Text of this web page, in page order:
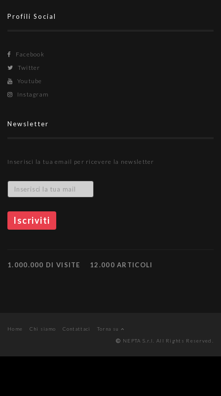
Profili Social
Facebook
Twitter
Youtube
Instagram
Newsletter
Inserisci la tua email per ricevere la newsletter
1.000.000 DI VISITE 12.000 ARTICOLI
Home Chi siamo Contattaci
Torna su
NEPTA S.r.l. All Rights Reserved.